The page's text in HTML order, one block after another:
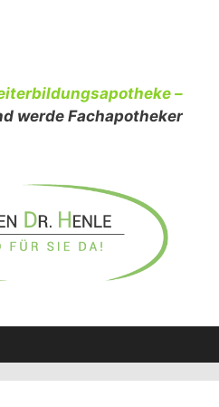
–
werde Fachapotheker